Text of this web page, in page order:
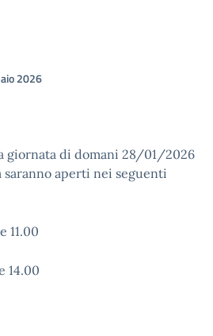
2026
giornata di domani 28/01/2026
aperti nei seguenti
11.00
14.00